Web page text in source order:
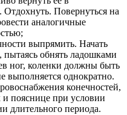
Отдохнуть. Повернуться на
аналогичные
выпрямить. Начать
обнять ладошками
ног, коленки должны быть
выполняется однократно.
конечностей,
и пояснице при условии
длительного периода.